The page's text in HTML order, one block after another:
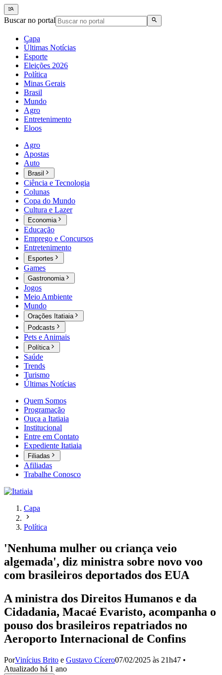
Buscar no portal
Capa
Últimas Notícias
Esporte
Eleições 2026
Política
Minas Gerais
Brasil
Mundo
Agro
Entretenimento
Eloos
Agro
Apostas
Auto
Brasil
Ciência e Tecnologia
Colunas
Copa do Mundo
Cultura e Lazer
Economia
Educação
Emprego e Concursos
Entretenimento
Esportes
Games
Gastronomia
Jogos
Meio Ambiente
Mundo
Orações Itatiaia
Podcasts
Pets e Animais
Política
Saúde
Trends
Turismo
Últimas Notícias
Quem Somos
Programação
Ouça a Itatiaia
Institucional
Entre em Contato
Expediente Itatiaia
Filiadas
Afiliadas
Trabalhe Conosco
Capa
Política
'Nenhuma mulher ou criança veio
algemada', diz ministra sobre novo voo
com brasileiros deportados dos EUA
A ministra dos Direitos Humanos e da
Cidadania, Macaé Evaristo, acompanha o
pouso dos brasileiros repatriados no
Aeroporto Internacional de Confins
PorVinícius Brito e Gustavo Cícero07/02/2025 às 21h47 •
Atualizado há 1 ano